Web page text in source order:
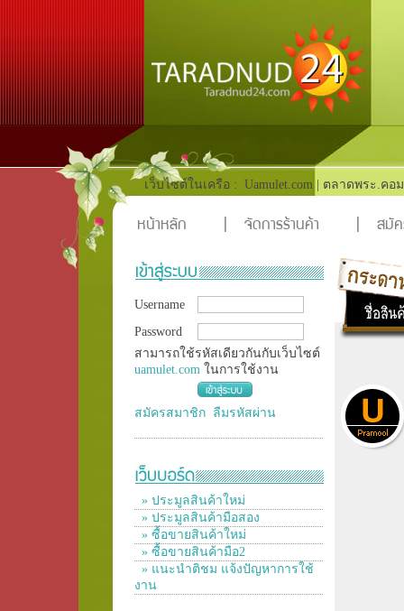
เว็บไซต์ในเครือ : Uamulet.com ตลาดพระ.คอม
หน้าหลัก จัดการร้านค้า สมัค
Username
Password
สามารถใช้รหัสเดียวกันกับเว็บไซต์
uamulet.com ในการใช้งาน
สมัครสมาชิก ลืมรหัสผ่าน
» ประมูลสินค้าใหม่
» ประมูลสินค้ามือสอง
» ซื้อขายสินค้าใหม่
» ซื้อขายสินค้ามือ2
» แนะนำติชม แจ้งปัญหาการใช้
งาน